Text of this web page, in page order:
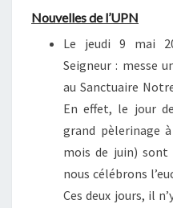
Nouvelles de l’UPN
Le jeudi 9 mai
Seigneur : messe
au Sanctuaire
En effet, le jour
grand pèlerinage
mois de juin) sont
nous célébrons
Ces deux jours, il